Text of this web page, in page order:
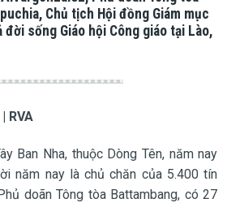
Chủ tịch Hội đồng Giám mục
đời sống Giáo hội Công giáo tại Lào,
RVA
Ban Nha, thuộc Dòng Tên, năm nay
năm nay là chủ chăn của 5.400 tín
doãn Tông tòa Battambang, có 27